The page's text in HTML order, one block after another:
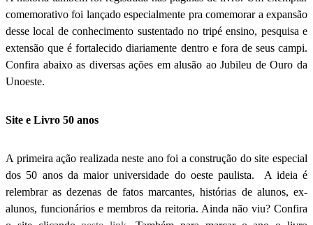
comemorativo foi lançado especialmente pra comemorar a expansão
desse local de conhecimento sustentado no tripé ensino, pesquisa e
extensão que é fortalecido diariamente dentro e fora de seus campi.
Confira abaixo as diversas ações em alusão ao Jubileu de Ouro da
Unoeste.
Site e Livro 50 anos
A primeira ação realizada neste ano foi a construção do site especial
dos 50 anos da maior universidade do oeste paulista. A ideia é
relembrar as dezenas de fatos marcantes, histórias de alunos, ex-
alunos, funcionários e membros da reitoria. Ainda não viu? Confira